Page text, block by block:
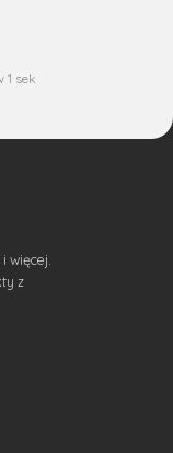
1 sek
więcej.
z